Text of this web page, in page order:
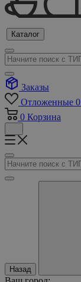
Каталог
Заказы
Отложенные 0
0 Корзина
Назад